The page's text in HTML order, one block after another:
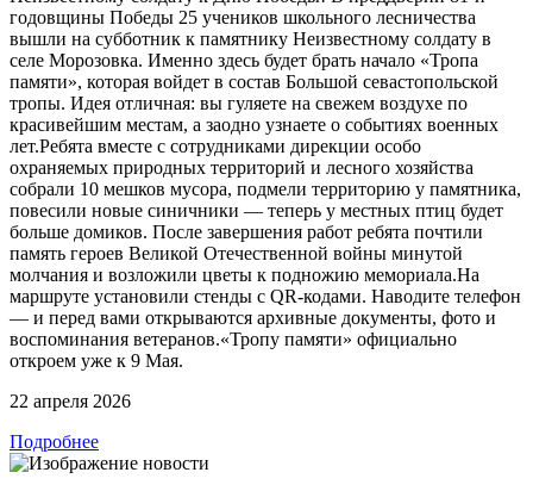
годовщины Победы 25 учеников школьного лесничества
вышли на субботник к памятнику Неизвестному солдату в
селе Морозовка. Именно здесь будет брать начало «Тропа
памяти», которая войдет в состав Большой севастопольской
тропы. Идея отличная: вы гуляете на свежем воздухе по
красивейшим местам, а заодно узнаете о событиях военных
лет.Ребята вместе с сотрудниками дирекции особо
охраняемых природных территорий и лесного хозяйства
собрали 10 мешков мусора, подмели территорию у памятника,
повесили новые синичники — теперь у местных птиц будет
больше домиков. После завершения работ ребята почтили
память героев Великой Отечественной войны минутой
молчания и возложили цветы к подножию мемориала.На
маршруте установили стенды с QR-кодами. Наводите телефон
— и перед вами открываются архивные документы, фото и
воспоминания ветеранов.«Тропу памяти» официально
откроем уже к 9 Мая.
22 апреля 2026
Подробнее